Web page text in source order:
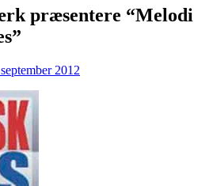
præsentere “Melodi
2012